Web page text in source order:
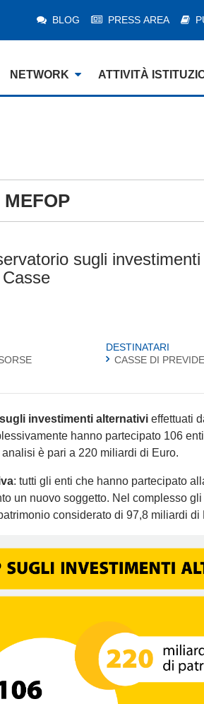
BLOG PRESS AREA
NETWORK ATTIVITÀ
sugli
DESTINATARI
CASSE DI
investimenti alternativi effettuati
hanno partecipato 106
è pari a 220 miliardi di Euro.
: tutti gli enti che hanno partecipato
un nuovo soggetto. Nel complesso
considerato di 97,8 miliardi di